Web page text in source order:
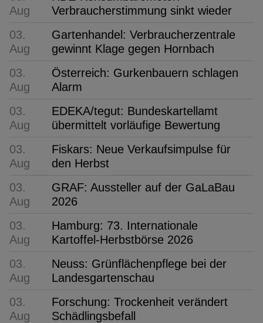
Aug
Verbraucherstimmung sinkt wieder
03.
Aug
Gartenhandel: Verbraucherzentrale
gewinnt Klage gegen Hornbach
03.
Aug
Österreich: Gurkenbauern schlagen
Alarm
03.
Aug
EDEKA/tegut: Bundeskartellamt
übermittelt vorläufige Bewertung
03.
Aug
Fiskars: Neue Verkaufsimpulse für
den Herbst
03.
Aug
GRAF: Aussteller auf der GaLaBau
2026
03.
Aug
Hamburg: 73. Internationale
Kartoffel-Herbstbörse 2026
03.
Aug
Neuss: Grünflächenpflege bei der
Landesgartenschau
03.
Aug
Forschung: Trockenheit verändert
Schädlingsbefall